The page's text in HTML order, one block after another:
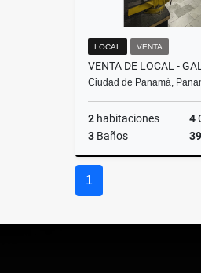
LOCAL VENTA
Ciudad de Panamá,
2 habitaciones 4
3 Baños
1